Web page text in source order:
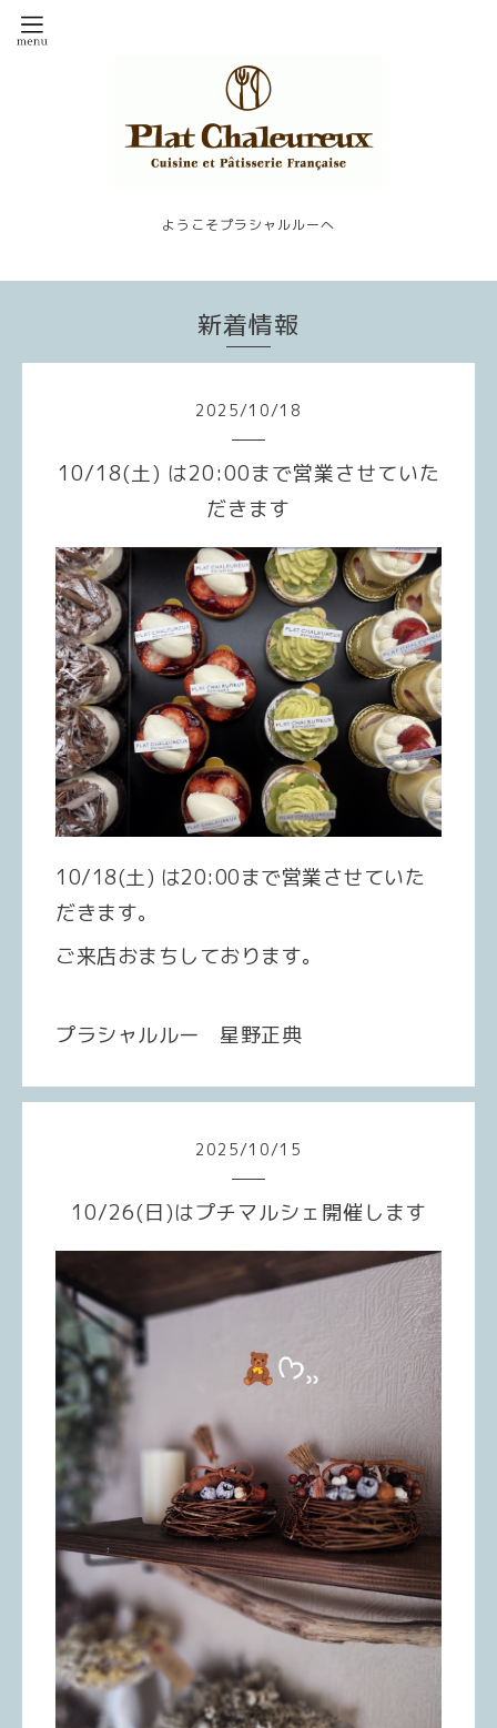
ようこそプラシャルルーへ
新着情報
2025/10/18
10/18(土) は20:00まで営業させていた
だきます
10/18(土) は20:00まで営業させていた
だきます。
ご来店おまちしております。
プラシャルルー 星野正典
2025/10/15
10/26(日)はプチマルシェ開催します